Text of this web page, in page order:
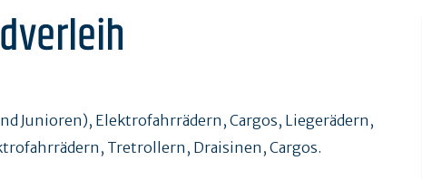
Junioren), Elektrofahrrädern, Cargos, Liegerädern,
Tretrollern, Draisinen, Cargos.